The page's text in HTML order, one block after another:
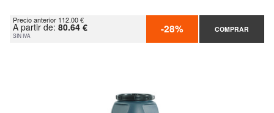
Precio anterior 112.00 €
A partir de: 80.64 €
SIN IVA -28% COMPRAR